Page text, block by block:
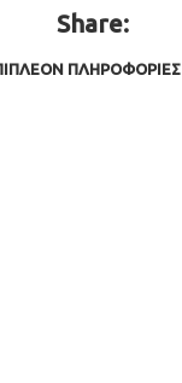
Share:
ΠΛΗΡΟΦΟΡΊΕΣ